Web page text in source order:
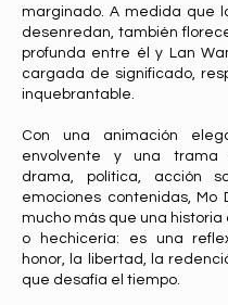
marginado. A medida que
desenredan, también
profunda entre él y Lan
cargada de significado,
inquebrantable.
Con una animación
envolvente y una trama
drama, política, acción
emociones contenidas, Mo
mucho más que una
o hechicería: es una
honor, la libertad, la
que desafía el tiempo.